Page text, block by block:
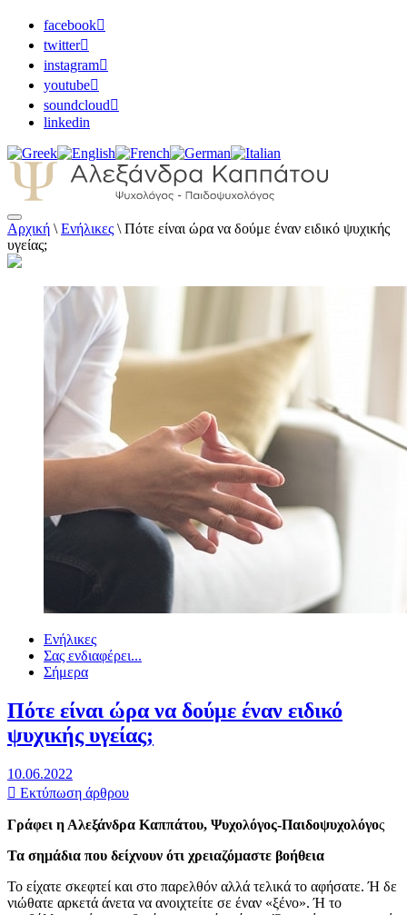
facebook
twitter
instagram
youtube
soundcloud
linkedin
Αλεξάνδρα Καππάτου Ψυχολόγος –
Παιδοψυχολόγος
Αρχική \ Ενήλικες \ Πότε είναι ώρα να δούμε έναν ειδικό ψυχικής
υγείας;
Ενήλικες
Σας ενδιαφέρει...
Σήμερα
Πότε είναι ώρα να δούμε έναν ειδικό
ψυχικής υγείας;
10.06.2022
Εκτύπωση άρθρου
Γράφει η Αλεξάνδρα Καππάτου, Ψυχολόγος-Παιδοψυχολόγος
Τα σημάδια που δείχνουν ότι χρειαζόμαστε βοήθεια
Το είχατε σκεφτεί και στο παρελθόν αλλά τελικά το αφήσατε. Ή δε
νιώθατε αρκετά άνετα να ανοιχτείτε σε έναν «ξένο». Ή το